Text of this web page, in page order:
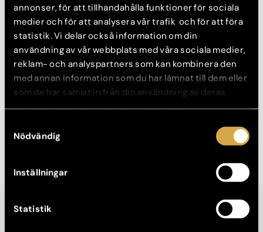
annonser, för att tillhandahålla funktioner för sociala
medier och för att analysera vår trafik och för att föra
statistik. Vi delar också information om din
användning av vår webbplats med våra sociala medier,
reklam- och analyspartners som kan kombinera den
med annan information som du har lämnat till dem eller
som de har samlat in från din användning av deras
tjänster. Nedan kan du välja vilka kategorier du
mer information om hur varje kategori används.
Nödvändig
Inställningar
Statistik
Kvinna, 53 år
Före- och efterbilder visar exempel på individuella resultat. Alla ingrepp
föregås av obligatorisk konsultation där förutsättningar, risker och möjliga